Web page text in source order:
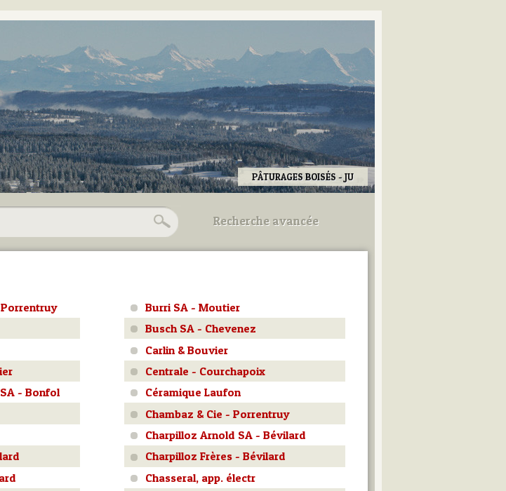
PÂTURAGES BOISÉS - JU
Recherche avancée
Utilisez les champs ci-dessous
Burri SA - Moutier
Busch SA - Chevenez
Carlin & Bouvier
Centrale - Courchapoix
- Bonfol
Céramique Laufon
Chambaz & Cie - Porrentruy
Charpilloz Arnold SA - Bévilard
Charpilloz Frères - Bévilard
Chasseral, app. électr